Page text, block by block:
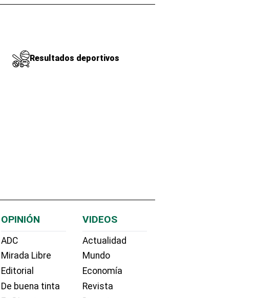
Resultados deportivos
OPINIÓN
ADC
Mirada Libre
Editorial
De buena tinta
VIDEOS
Actualidad
Mundo
Economía
Revista